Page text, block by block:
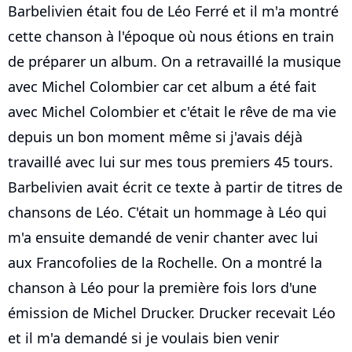
Barbelivien était fou de Léo Ferré et il m'a montré
cette chanson à l'époque où nous étions en train
de préparer un album. On a retravaillé la musique
avec Michel Colombier car cet album a été fait
avec Michel Colombier et c'était le rêve de ma vie
depuis un bon moment même si j'avais déjà
travaillé avec lui sur mes tous premiers 45 tours.
Barbelivien avait écrit ce texte à partir de titres de
chansons de Léo. C'était un hommage à Léo qui
m'a ensuite demandé de venir chanter avec lui
aux Francofolies de la Rochelle. On a montré la
chanson à Léo pour la première fois lors d'une
émission de Michel Drucker. Drucker recevait Léo
et il m'a demandé si je voulais bien venir